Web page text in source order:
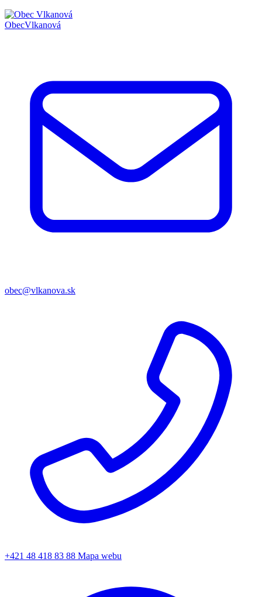
ObecVlkanová
obec@vlkanova.sk
+421 48 418 83 88 Mapa webu